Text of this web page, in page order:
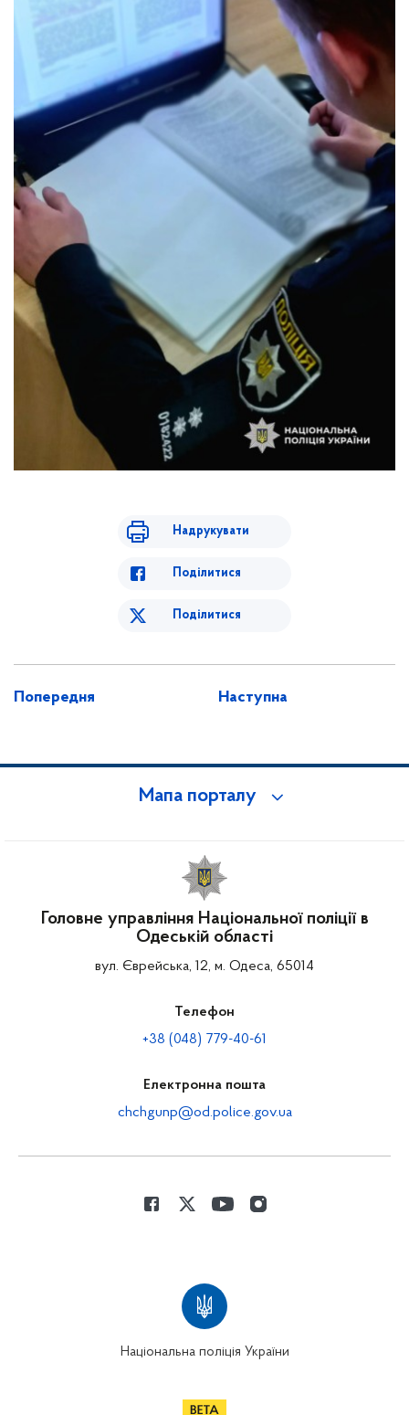
Надрукувати
Поділитися
Поділитися
Попередня Наступна
Мапа порталу
Головне управління Національної поліції в
Одеській області
вул. Єврейська, 12, м. Одеса, 65014
Телефон
+38 (048) 779-40-61
Електронна пошта
chchgunp@od.police.gov.ua
Національна поліція України